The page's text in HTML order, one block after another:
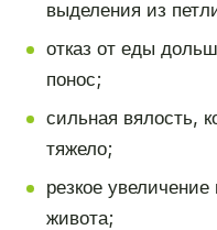
выделения из
отказ от еды
понос;
сильная вялость,
тяжело;
резкое
живота;